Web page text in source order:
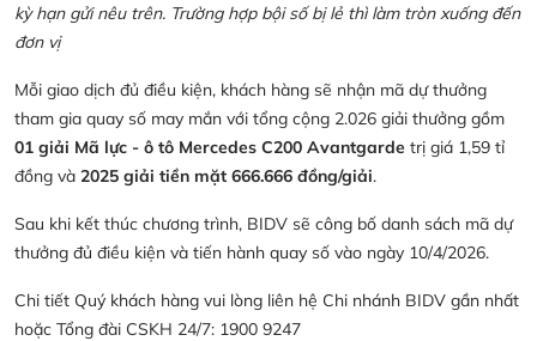
kỳ hạn gửi nêu trên. Trường hợp bội số bị lẻ thì làm tròn xuống đến
đơn vị
Mỗi giao dịch đủ điều kiện, khách hàng sẽ nhận mã dự thưởng
tham gia quay số may mắn với tổng cộng 2.026 giải thưởng gồm
01 giải Mã lực - ô tô Mercedes C200 Avantgarde trị giá 1,59 tỉ
đồng và 2025 giải tiền mặt 666.666 đồng/giải.
Sau khi kết thúc chương trình, BIDV sẽ công bố danh sách mã dự
thưởng đủ điều kiện và tiến hành quay số vào ngày 10/4/2026.
Chi tiết Quý khách hàng vui lòng liên hệ Chi nhánh BIDV gần nhất
hoặc Tổng đài CSKH 24/7: 1900 9247